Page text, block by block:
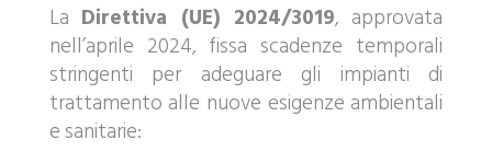
La Direttiva (UE) 2024/3019, approvata
nell’aprile 2024, fissa scadenze temporali
stringenti per adeguare gli impianti di
trattamento alle nuove esigenze ambientali
e sanitarie: